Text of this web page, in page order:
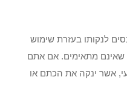
לנקותו בעזרת שימוש
שאינם מתאימים. אם אתם
אשר ינקה את הכתם או